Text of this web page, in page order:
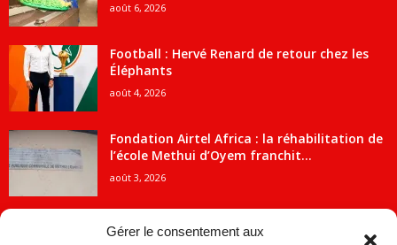
Gérer le consentement aux
août 6, 2026
Football : Hervé Renard de retour chez les
Éléphants
août 4, 2026
Fondation Airtel Africa : la réhabilitation de
l’école Methui d’Oyem franchit...
août 3, 2026